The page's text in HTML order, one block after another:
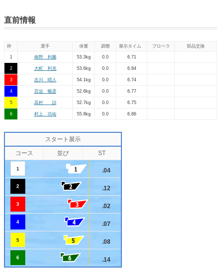
直前情報
枠 選手 体重 調整 展示タイム プロペラ 部品交換
1 南野 利騰 53.3kg 0.0 6.71
2 大町 利克 53.6kg 0.0 6.84
3 吉川 晴人 54.1kg 0.0 6.74
4 宮迫 暢彦 52.6kg 0.0 6.77
5 高村 諒 52.7kg 0.0 6.75
6 村上 功祐 55.8kg 0.0 6.86
スタート展示
コース
並び ST
1 .04
2 .12
3 .02
4 .07
5 .08
6 .14